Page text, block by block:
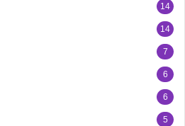
14
14
7
6
6
5